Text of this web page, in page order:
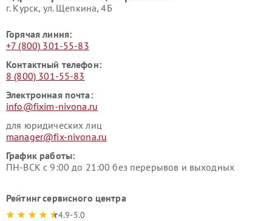
г. Курск, ул. Щепкина, 4Б
Горячая линия:
+7 (800) 301-55-83
Контактный телефон:
8 (800) 301-55-83
Электронная почта:
info@fixim-nivona.ru
для юридических лиц
manager@fix-nivona.ru
График работы:
ПН-ВСК с 9:00 до 21:00 без перерывов и выходных
Рейтинг сервисного центра
4.9-5.0